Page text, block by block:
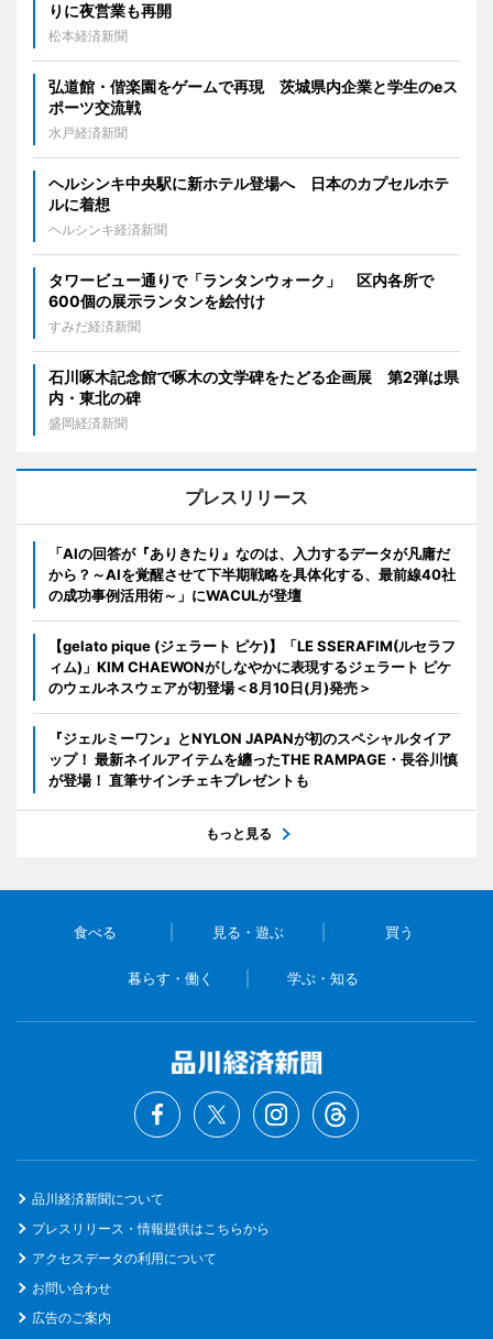
りに夜営業も再開
松本経済新聞
弘道館・偕楽園をゲームで再現 茨城県内企業と学生のeス
ポーツ交流戦
水戸経済新聞
ヘルシンキ中央駅に新ホテル登場へ 日本のカプセルホテ
ルに着想
ヘルシンキ経済新聞
タワービュー通りで「ランタンウォーク」 区内各所で
600個の展示ランタンを絵付け
すみだ経済新聞
石川啄木記念館で啄木の文学碑をたどる企画展 第2弾は県
内・東北の碑
盛岡経済新聞
プレスリリース
「AIの回答が『ありきたり』なのは、入力するデータが凡庸だ
から？～AIを覚醒させて下半期戦略を具体化する、最前線40社
の成功事例活用術～」にWACULが登壇
【gelato pique (ジェラート ピケ)】「LE SSERAFIM(ルセラフ
ィム)」KIM CHAEWONがしなやかに表現するジェラート ピケ
のウェルネスウェアが初登場＜8月10日(月)発売＞
『ジェルミーワン』とNYLON JAPANが初のスペシャルタイア
ップ！ 最新ネイルアイテムを纏ったTHE RAMPAGE・長谷川慎
が登場！ 直筆サインチェキプレゼントも
もっと見る
食べる 見る・遊ぶ 買う
暮らす・働く 学ぶ・知る
品川経済新聞について
プレスリリース・情報提供はこちらから
アクセスデータの利用について
お問い合わせ
広告のご案内